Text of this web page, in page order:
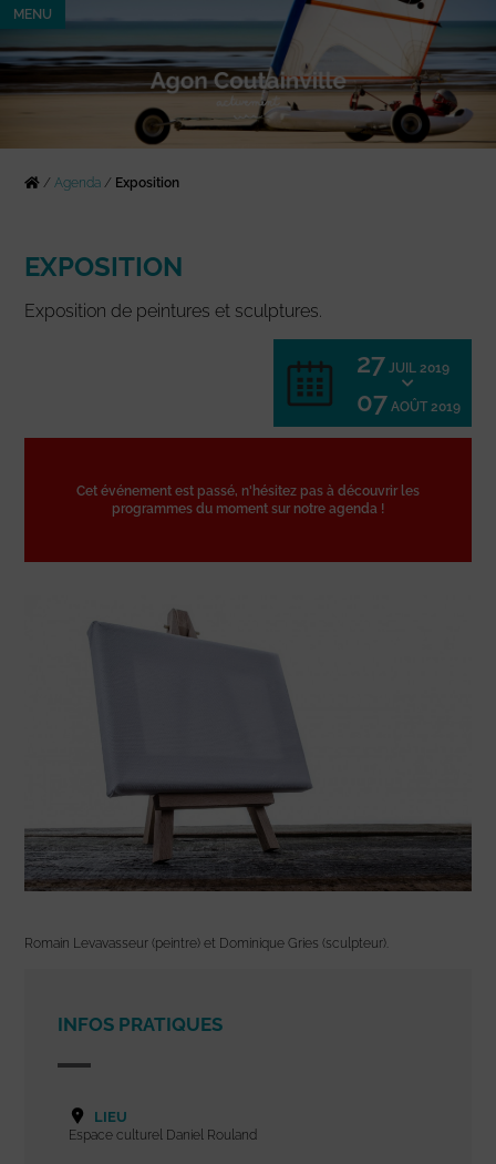
MENU
/Agenda / Exposition
EXPOSITION
Exposition de peintures et sculptures.
27 JUIL 2019
07 AOÛT 2019
Cet événement est passé, n'hésitez pas à découvrir les
programmes du moment sur notre agenda !
Romain Levavasseur (peintre) et Dominique Gries (sculpteur).
INFOS PRATIQUES
LIEU
Espace culturel Daniel Rouland